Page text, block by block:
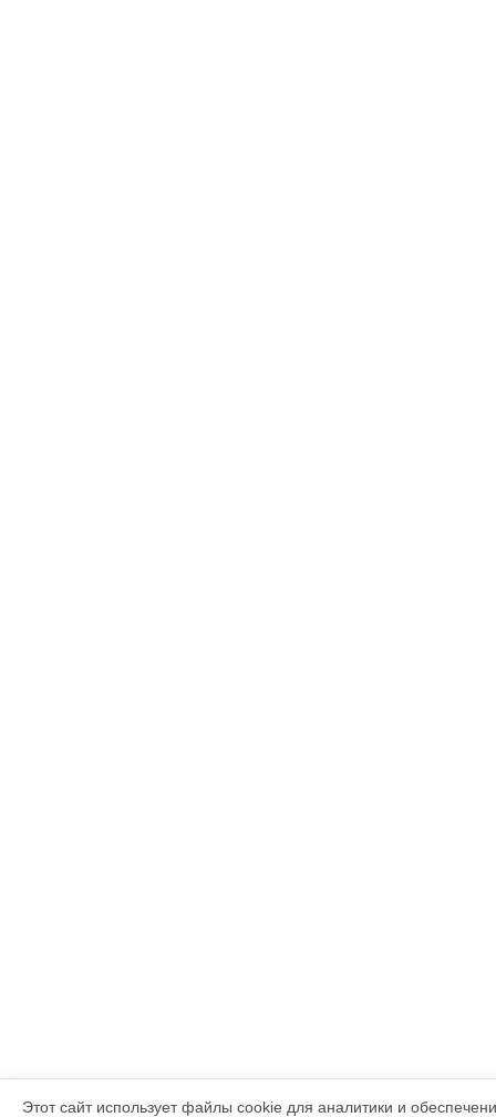
Этот сайт использует файлы cookie для аналитики и